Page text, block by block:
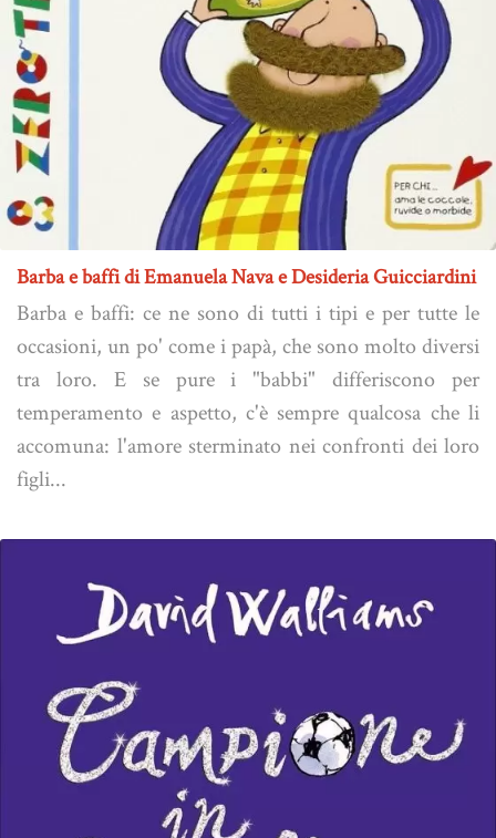
Barba e baffi di Emanuela Nava e Desideria Guicciardini
Barba e baffi: ce ne sono di tutti i tipi e per tutte le
occasioni, un po' come i papà, che sono molto diversi
tra loro. E se pure i "babbi" differiscono per
temperamento e aspetto, c'è sempre qualcosa che li
accomuna: l'amore sterminato nei confronti dei loro
figli...